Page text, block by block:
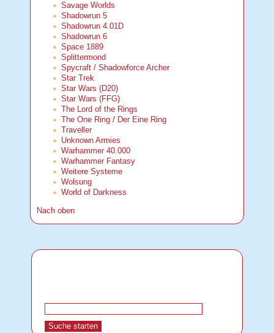
Savage Worlds
Shadowrun 5
Shadowrun 4.01D
Shadowrun 6
Space 1889
Splittermond
Spycraft / Shadowforce Archer
Star Trek
Star Wars (D20)
Star Wars (FFG)
The Lord of the Rings
The One Ring / Der Eine Ring
Traveller
Unknown Armies
Warhammer 40.000
Warhammer Fantasy
Weitere Systeme
Wolsung
World of Darkness
Nach oben